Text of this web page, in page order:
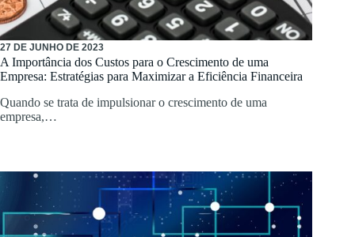
27 DE JUNHO DE 2023
A Importância dos Custos para o Crescimento de uma
Empresa: Estratégias para Maximizar a Eficiência Financeira
Quando se trata de impulsionar o crescimento de uma
empresa,…